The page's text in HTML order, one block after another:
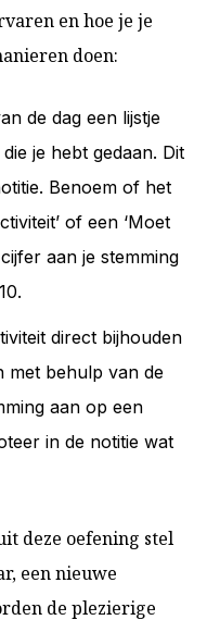
en hoe je je
doen:
de dag een lijstje
je hebt gedaan. Dit
Benoem of het
of een ‘Moet
aan je stemming
direct bijhouden
met behulp van de
aan op een
in de notitie wat
deze oefening stel
een nieuwe
de plezierige